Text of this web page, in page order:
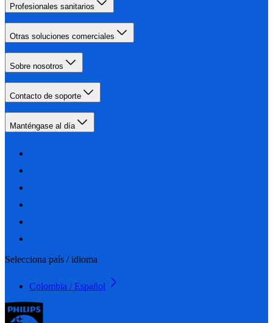
Profesionales sanitarios
Otras soluciones comerciales
Sobre nosotros
Contacto de soporte
Manténgase al día
Selecciona país / idioma
Colombia / Español